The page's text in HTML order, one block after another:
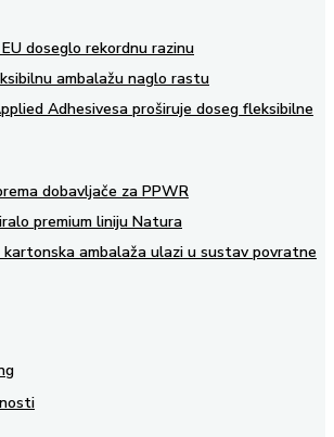
doseglo rekordnu razinu
ambalažu naglo rastu
Adhesivesa proširuje doseg fleksibilne
dobavljače za PPWR
premium liniju Natura
ambalaža ulazi u sustav povratne